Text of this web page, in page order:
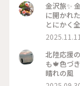
金沢旅✨
に開かれ
とにかく
2 文字の
の表現に
書、陶芸
す。 文字
う見方も
『SIDE
2025.11.11
北陸応援
も🍁色づ
晴れの風